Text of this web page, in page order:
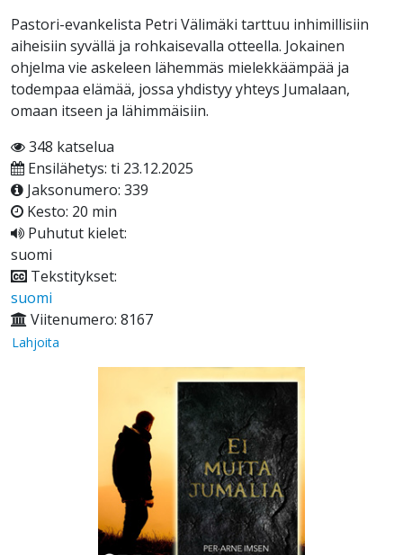
Pastori-evankelista Petri Välimäki tarttuu inhimillisiin
aiheisiin syvällä ja rohkaisevalla otteella. Jokainen
ohjelma vie askeleen lähemmäs mielekkäämpää ja
todempaa elämää, jossa yhdistyy yhteys Jumalaan,
omaan itseen ja lähimmäisiin.
348 katselua
Ensilähetys: ti 23.12.2025
Jaksonumero: 339
Kesto: 20 min
Puhutut kielet:
suomi
Tekstitykset:
suomi
Viitenumero: 8167
Lahjoita